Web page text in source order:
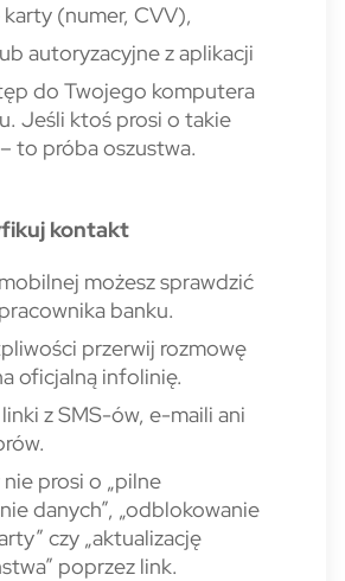
karty (numer, CVV),
autoryzacyjne z aplikacji
do Twojego komputera
Jeśli ktoś prosi o takie
to próba oszustwa.
kontakt
możesz sprawdzić
banku.
przerwij rozmowę
oficjalną infolinię.
z SMS-ów, e-maili ani
prosi o „pilne
danych”, „odblokowanie
czy „aktualizację
poprzez link.